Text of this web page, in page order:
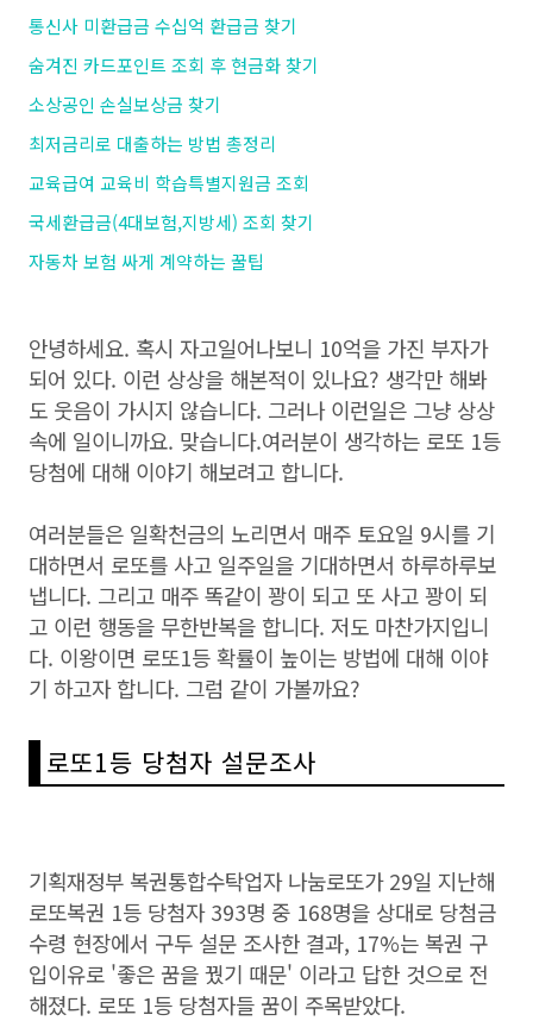
통신사 미환급금 수십억 환급금 찾기
숨겨진 카드포인트 조회 후 현금화 찾기
소상공인 손실보상금 찾기
최저금리로 대출하는 방법 총정리
교육급여 교육비 학습특별지원금 조회
국세환급금(4대보험,지방세) 조회 찾기
자동차 보험 싸게 계약하는 꿀팁
안녕하세요. 혹시 자고일어나보니 10억을 가진 부자가
되어 있다. 이런 상상을 해본적이 있나요? 생각만 해봐
도 웃음이 가시지 않습니다. 그러나 이런일은 그냥 상상
속에 일이니까요. 맞습니다.여러분이 생각하는 로또 1등
당첨에 대해 이야기 해보려고 합니다.
여러분들은 일확천금의 노리면서 매주 토요일 9시를 기
대하면서 로또를 사고 일주일을 기대하면서 하루하루보
냅니다. 그리고 매주 똑같이 꽝이 되고 또 사고 꽝이 되
고 이런 행동을 무한반복을 합니다. 저도 마찬가지입니
다. 이왕이면 로또1등 확률이 높이는 방법에 대해 이야
기 하고자 합니다. 그럼 같이 가볼까요?
로또1등 당첨자 설문조사
기획재정부 복권통합수탁업자 나눔로또가 29일 지난해
로또복권 1등 당첨자 393명 중 168명을 상대로 당첨금
수령 현장에서 구두 설문 조사한 결과, 17%는 복권 구
입이유로 '좋은 꿈을 꿨기 때문' 이라고 답한 것으로 전
해졌다. 로또 1등 당첨자들 꿈이 주목받았다.